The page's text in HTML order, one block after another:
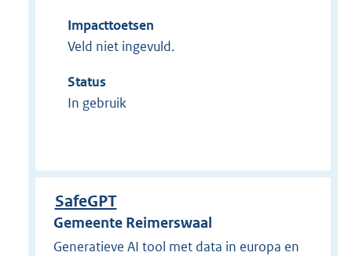
Impacttoetsen
Veld niet ingevuld.
Status
In gebruik
SafeGPT
Gemeente Reimerswaal
Generatieve AI tool met data in europa en